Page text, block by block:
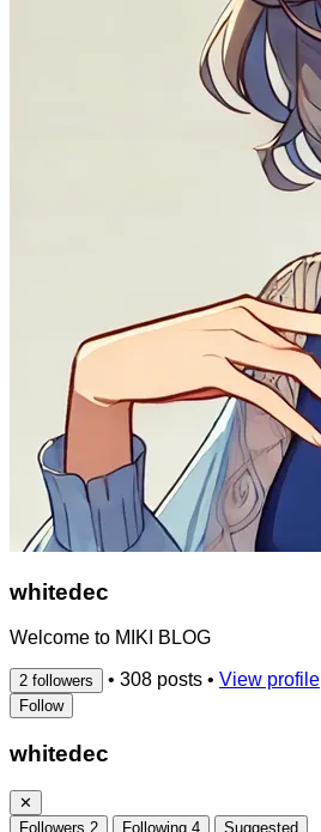
whitedec
Welcome to MIKI BLOG
2 followers • 308 posts • View profile
Follow
whitedec
✕
Followers 2 Following 4 Suggested